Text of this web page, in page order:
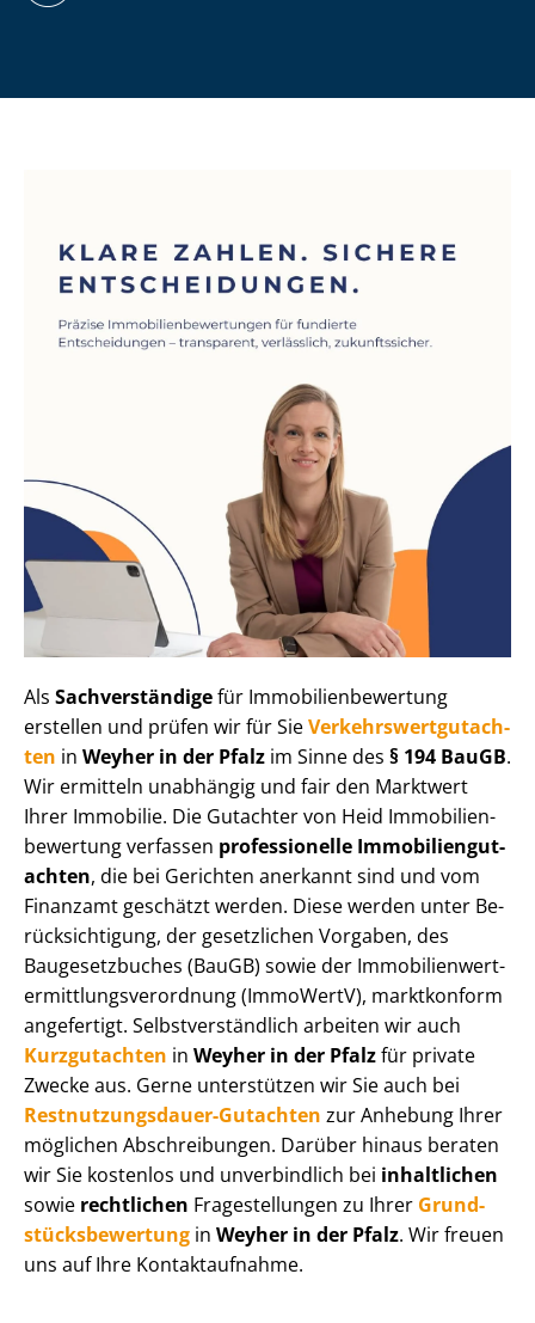
Als Sachverständigefür Im­mo­bi­li­en­be­wer­tung
erstellen und prüfen wir für SieVer­kehrs­wert­gut­ach­
ten in Weyher in der Pfalz im Sinne des § 194 BauGB.
Wir ermitteln unabhängig und fair den Marktwert
Ihrer Immobilie. Die Gutachter von Heid Im­mo­bi­li­en­
be­wer­tung verfassen professionelle Im­mo­bi­li­en­gut­
ach­ten, die bei Gerichten anerkannt sind und vom
Finanzamt geschätzt werden. Diese werden unter Be­
rück­sich­ti­gung, der gesetzlichen Vorgaben, des
Baugesetzbuches (BauGB) sowie der Im­mo­bi­li­en­wert­
ermitt­lungs­ver­ord­nung (ImmoWertV), marktkonform
angefertigt. Selbst­ver­ständ­lich arbeiten wir auch
Kurzgutachten in Weyher in der Pfalzfür private
Zwecke aus. Gerne unterstützen wir Sie auch bei
Rest­nut­zungs­dau­er-Gutachten zur Anhebung Ihrer
möglichen Abschreibungen. Darüber hinaus beraten
wir Sie kostenlos und unverbindlich bei inhaltlichen
sowie rechtlichen Fragestellungen zu Ihrer Grund­
stücks­be­wer­tung in Weyher in der Pfalz. Wir freuen
uns auf Ihre Kontaktaufnahme.